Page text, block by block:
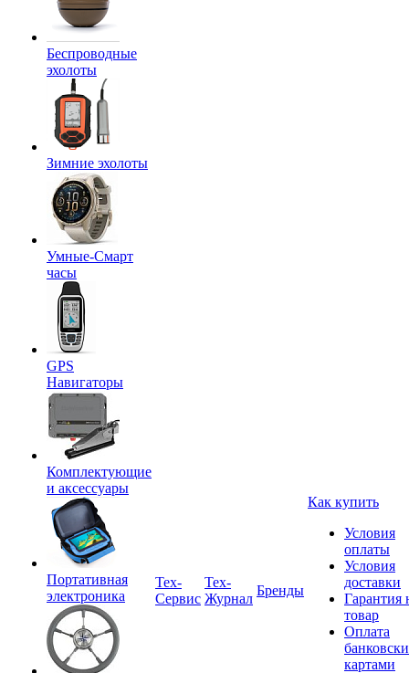
Беспроводные
эхолоты
Зимние эхолоты
Умные-Смарт
часы
GPS
Навигаторы
Комплектующие
и аксессуары
Портативная
электроника
Tex-
Сервис
Тех-
Журнал
Бренды
Как купить
Условия
оплаты
Условия
доставки
Гарантия
товар
Оплата
картами